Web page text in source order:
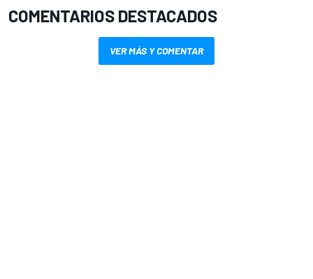
COMENTARIOS DESTACADOS
VER MÁS Y COMENTAR